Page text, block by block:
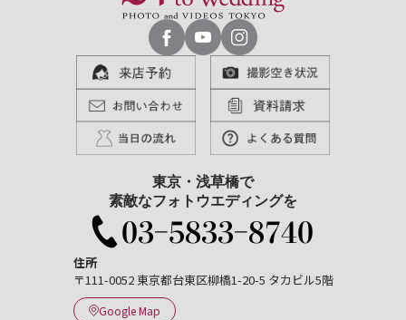
東京・浅草橋で
素敵なフォトウエディングを
住所
〒111-0052 東京都台東区柳橋1-20-5 タカビル5階
Google Map